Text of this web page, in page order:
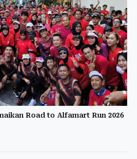
Road to Alfamart Run 2026